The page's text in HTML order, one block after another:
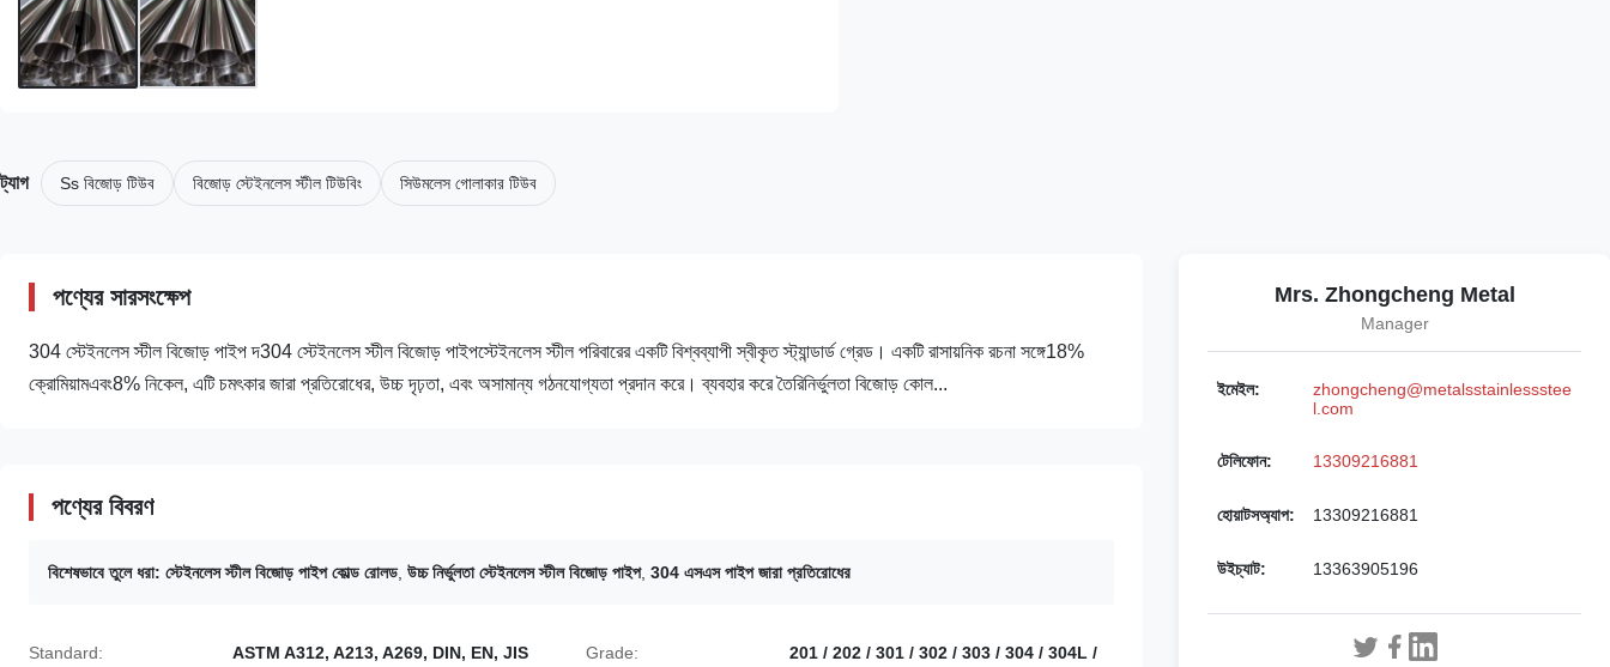
ট্যাগ Ss বিজোড় টিউব বিজোড় স্টেইনলেস স্টীল টিউবিং সিউমলেস গোলাকার টিউব
পণ্যের সারসংক্ষেপ
304 স্টেইনলেস স্টীল বিজোড় পাইপ দ304 স্টেইনলেস স্টীল বিজোড় পাইপস্টেইনলেস স্টীল পরিবারের একটি বিশ্বব্যাপী স্বীকৃত স্ট্যান্ডার্ড গ্রেড। একটি রাসায়নিক রচনা সঙ্গে18%
ক্রোমিয়ামএবং8% নিকেল, এটি চমৎকার জারা প্রতিরোধের, উচ্চ দৃঢ়তা, এবং অসামান্য গঠনযোগ্যতা প্রদান করে। ব্যবহার করে তৈরিনির্ভুলতা বিজোড় কোল...
পণ্যের বিবরণ
বিশেষভাবে তুলে ধরা: স্টেইনলেস স্টীল বিজোড় পাইপ কোল্ড রোলড, উচ্চ নির্ভুলতা স্টেইনলেস স্টীল বিজোড় পাইপ, 304 এসএস পাইপ জারা প্রতিরোধের
Standard: ASTM A312, A213, A269, DIN, EN, JIS Grade:
201 / 202 / 301 / 302 / 303 / 304 / 304L /
Mrs. Zhongcheng Metal
Manager
ইমেইল:
zhongcheng@metalsstainlessstee
l.com
টেলিফোন: 13309216881
হোয়াটসঅ্যাপ: 13309216881
উইচ্যাট: 13363905196